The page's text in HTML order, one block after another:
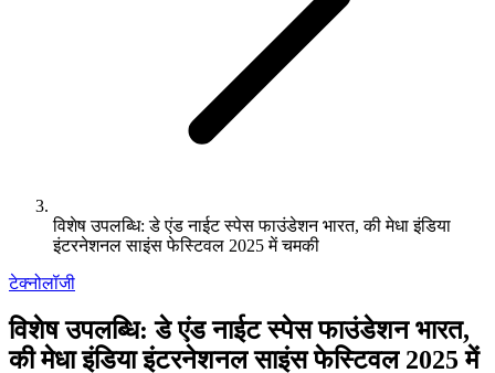
विशेष उपलब्धि: डे एंड नाईट स्पेस फाउंडेशन भारत, की मेधा इंडिया
इंटरनेशनल साइंस फेस्टिवल 2025 में चमकी
टेक्नोलॉजी
विशेष उपलब्धि: डे एंड नाईट स्पेस फाउंडेशन भारत,
की मेधा इंडिया इंटरनेशनल साइंस फेस्टिवल 2025 में